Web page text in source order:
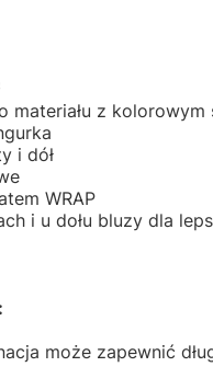
materiału z
i dół
WRAP
i u dołu bluzy dla
może zapewnić